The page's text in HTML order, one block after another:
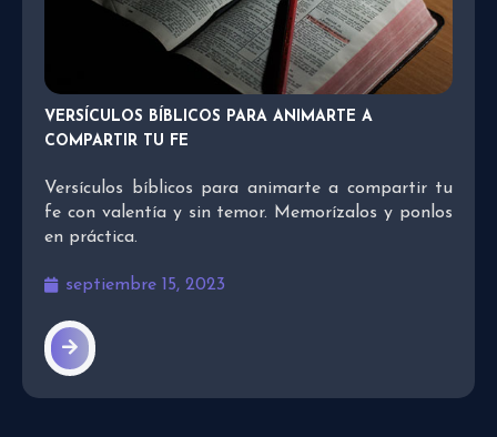
VERSÍCULOS BÍBLICOS PARA ANIMARTE A
COMPARTIR TU FE
Versículos bíblicos para animarte a compartir tu
fe con valentía y sin temor. Memorízalos y ponlos
en práctica.
septiembre 15, 2023